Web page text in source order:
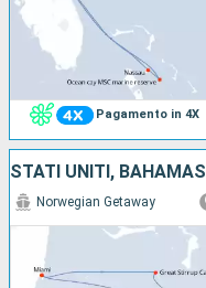
Pagamento in 4X
STATI UNITI, BAHAMAS
Norwegian Getaway